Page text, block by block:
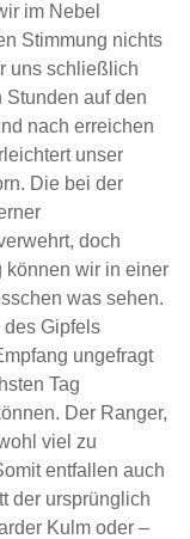
im Nebel
Stimmung nichts
uns schließlich
Stunden auf den
nach erreichen
unser
Die bei der
doch
können wir in einer
was sehen.
Gipfels
ungefragt
Tag
Der Ranger,
viel zu
entfallen auch
der ursprünglich
Kulm oder –